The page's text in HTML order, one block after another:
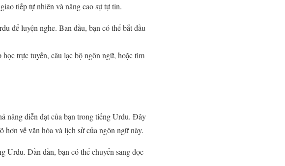
tiếp tự nhiên và nâng cao sự tự tin.
để luyện nghe. Ban đầu, bạn có thể bắt đầu
trực tuyến, câu lạc bộ ngôn ngữ, hoặc tìm
năng diễn đạt của bạn trong tiếng Urdu. Đây
hơn về văn hóa và lịch sử của ngôn ngữ này.
Urdu. Dần dần, bạn có thể chuyển sang đọc